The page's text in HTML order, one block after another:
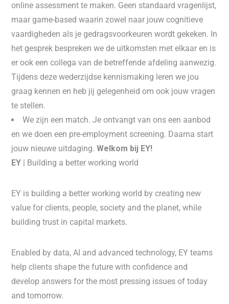
online assessment te maken. Geen standaard vragenlijst,
maar game-based waarin zowel naar jouw cognitieve
vaardigheden als je gedragsvoorkeuren wordt gekeken. In
het gesprek bespreken we de uitkomsten met elkaar en is
er ook een collega van de betreffende afdeling aanwezig.
Tijdens deze wederzijdse kennismaking leren we jou
graag kennen en heb jij gelegenheid om ook jouw vragen
te stellen.
We zijn een match. Je ontvangt van ons een aanbod
en we doen een pre-employment screening. Daarna start
jouw nieuwe uitdaging.Welkom bij EY!
EY | Building a better working world
EY is building a better working world by creating new
value for clients, people, society and the planet, while
building trust in capital markets.
Enabled by data, AI and advanced technology, EY teams
help clients shape the future with confidence and
develop answers for the most pressing issues of today
and tomorrow.